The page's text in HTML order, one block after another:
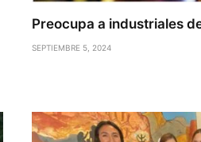
Preocupa a industriales
SEPTIEMBRE 5, 2024